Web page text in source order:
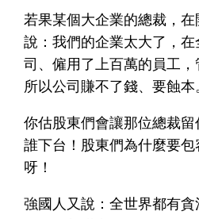
若果某個大企業的總裁，
說：我們的企業太大了，
司、僱用了上百萬的員工，
所以公司賺不了錢、要蝕本
你估股東們會讓那位總裁
誰下台！股東們為什麼要
呀！
強國人又說：全世界都有